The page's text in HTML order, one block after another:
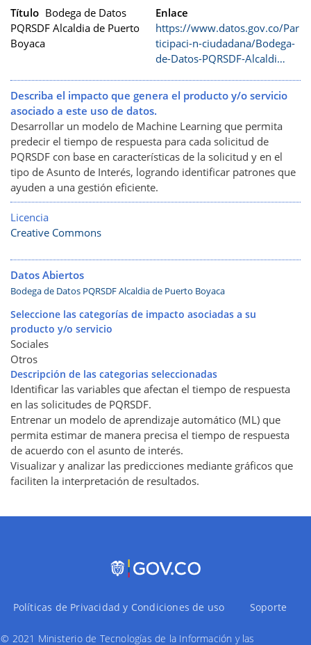
Título Bodega de Datos
PQRSDF Alcaldia de Puerto
Boyaca
Enlace
https://www.datos.gov.co/Par
ticipaci-n-ciudadana/Bodega-
de-Datos-PQRSDF-Alcaldi…
Describa el impacto que genera el producto y/o servicio
asociado a este uso de datos.
Desarrollar un modelo de Machine Learning que permita
predecir el tiempo de respuesta para cada solicitud de
PQRSDF con base en características de la solicitud y en el
tipo de Asunto de Interés, logrando identificar patrones que
ayuden a una gestión eficiente.
Licencia
Creative Commons
Datos Abiertos
Bodega de Datos PQRSDF Alcaldia de Puerto Boyaca
Seleccione las categorías de impacto asociadas a su
producto y/o servicio
Sociales
Otros
Descripción de las categorias seleccionadas
Identificar las variables que afectan el tiempo de respuesta
en las solicitudes de PQRSDF.
Entrenar un modelo de aprendizaje automático (ML) que
permita estimar de manera precisa el tiempo de respuesta
de acuerdo con el asunto de interés.
Visualizar y analizar las predicciones mediante gráficos que
faciliten la interpretación de resultados.
Políticas de Privacidad y Condiciones de uso Soporte
© 2021 Ministerio de Tecnologías de la Información y las